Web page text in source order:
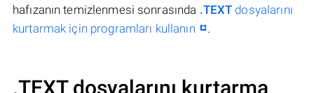
hafızanın temizlenmesi sonrasında .TEXT dosyalarını
kurtarmak için programları kullanın
.
.TEXT dosyalarını kurtarma